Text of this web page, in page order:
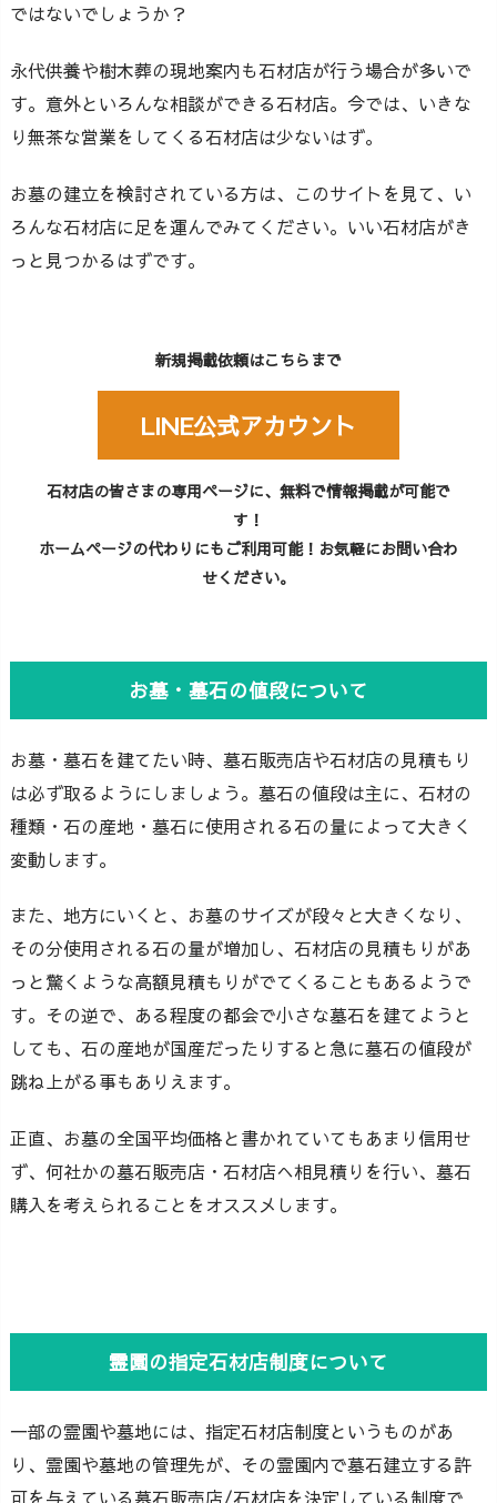
ではないでしょうか？
永代供養や樹木葬の現地案内も石材店が行う場合が多いで
す。意外といろんな相談ができる石材店。今では、いきな
り無茶な営業をしてくる石材店は少ないはず。
お墓の建立を検討されている方は、このサイトを見て、い
ろんな石材店に足を運んでみてください。いい石材店がき
っと見つかるはずです。
新規掲載依頼はこちらまで
LINE公式アカウント
石材店の皆さまの専用ページに、無料で情報掲載が可能で
す！
ホームページの代わりにもご利用可能！お気軽にお問い合わ
せください。
お墓・墓石の値段について
お墓・墓石を建てたい時、墓石販売店や石材店の見積もり
は必ず取るようにしましょう。墓石の値段は主に、石材の
種類・石の産地・墓石に使用される石の量によって大きく
変動します。
また、地方にいくと、お墓のサイズが段々と大きくなり、
その分使用される石の量が増加し、石材店の見積もりがあ
っと驚くような高額見積もりがでてくることもあるようで
す。その逆で、ある程度の都会で小さな墓石を建てようと
しても、石の産地が国産だったりすると急に墓石の値段が
跳ね上がる事もありえます。
正直、お墓の全国平均価格と書かれていてもあまり信用せ
ず、何社かの墓石販売店・石材店へ相見積りを行い、墓石
購入を考えられることをオススメします。
霊園の指定石材店制度について
一部の霊園や墓地には、指定石材店制度というものがあ
り、霊園や墓地の管理先が、その霊園内で墓石建立する許
可を与えている墓石販売店/石材店を決定している制度で